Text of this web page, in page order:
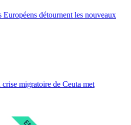
Européens détournent les nouveaux
crise migratoire de Ceuta met